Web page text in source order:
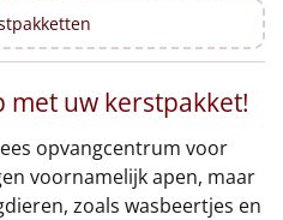
met uw kerstpakket!
opvangcentrum voor
voornamelijk apen, maar
zoals wasbeertjes en